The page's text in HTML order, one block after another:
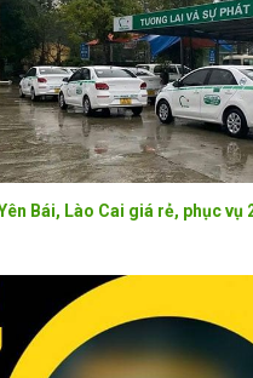
Bái, Lào Cai giá rẻ, phục vụ